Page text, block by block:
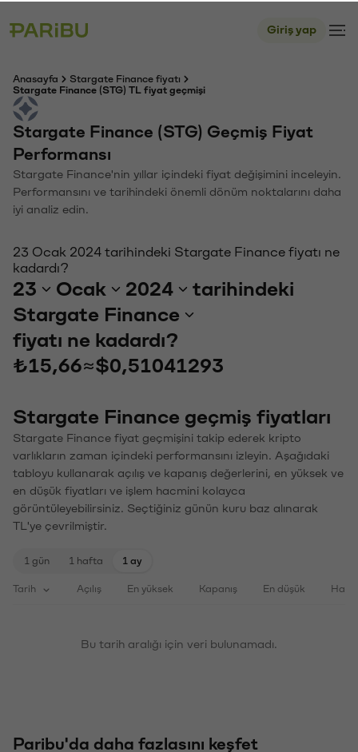
Giriş yap
Anasayfa
Stargate Finance fiyatı
Stargate Finance (STG) TL fiyat geçmişi
Stargate Finance (STG) Geçmiş Fiyat
Performansı
Stargate Finance'nin yıllar içindeki fiyat değişimini inceleyin.
Performansını ve tarihindeki önemli dönüm noktalarını daha
iyi analiz edin.
23 Ocak 2024 tarihindeki Stargate Finance fiyatı ne
kadardı?
23 Ocak 2024
tarihindeki
Stargate Finance
fiyatı ne kadardı?
₺15,66≈$0,51041293
Stargate Finance geçmiş fiyatları
Stargate Finance fiyat geçmişini takip ederek kripto
varlıkların zaman içindeki performansını izleyin. Aşağıdaki
tabloyu kullanarak açılış ve kapanış değerlerini, en yüksek ve
en düşük fiyatları ve işlem hacmini kolayca
görüntüleyebilirsiniz. Seçtiğiniz günün kuru baz alınarak
TL'ye çevrilmiştir.
1 gün 1 hafta 1 ay
Tarih Açılış En yüksek Kapanış En düşük
Bu tarih aralığı için veri bulunamadı.
Paribu'da daha fazlasını keşfet